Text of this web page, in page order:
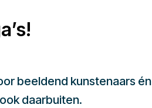
beeldend kunstenaars én
daarbuiten.